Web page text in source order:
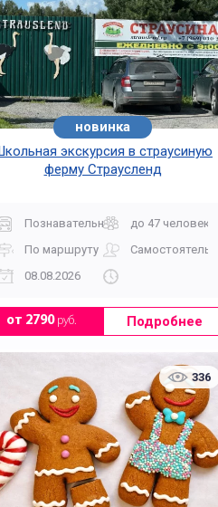
На выпускной
На фабрику
новинка
экскурсия в страусиную
ферму Страусленд
Познавательная
до 47 человек
По маршруту
Самостоятельно
08.08.2026
от 2790руб. Подробнее
336